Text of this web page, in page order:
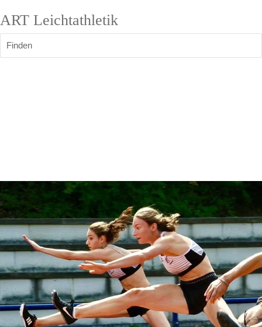
ART Leichtathletik
Finden